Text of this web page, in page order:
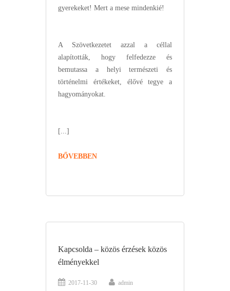
gyerekeket! Mert a mese mindenkié!
A Szövetkezetet azzal a céllal
alapították, hogy felfedezze és
bemutassa a helyi természeti és
történelmi értékeket, élővé tegye a
hagyományokat.
[...]
BŐVEBBEN
Kapcsolda – közös érzések közös
élményekkel
2017-11-30
admin